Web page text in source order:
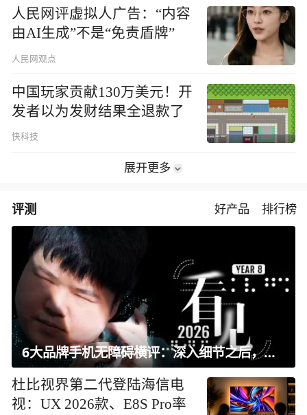
人民网评虚拟人广告：“内容
由AI生成”不是“免责盾牌”
人民网观点
中国玩家贡献130万美元！开
发者以为发财结果全退款了
快科技
展开更多
评测 好产品 排行榜
6大品牌手机无障碍横评：深入细节之后，似乎只有苹果能挺住？｜ 看见2026
杜比视界第二代登陆海信电
视：UX 2026款、E8S Pro率